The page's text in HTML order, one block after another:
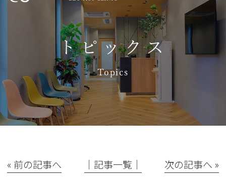
トピックス
Topics
« 前の記事へ │記事一覧│ 次の記事へ »